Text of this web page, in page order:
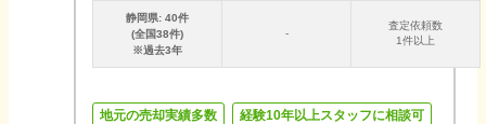
静岡県: 40件
(全国38件)
※過去3年
-
査定依頼数
1件以上
地元の売却実績多数 経験10年以上スタッフに相談可